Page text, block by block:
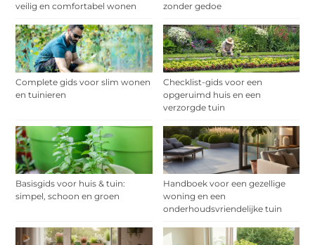
veilig en comfortabel wonen zonder gedoe
Complete gids voor slim wonen
en tuinieren
Checklist-gids voor een
opgeruimd huis en een
verzorgde tuin
Basisgids voor huis & tuin:
simpel, schoon en groen
Handboek voor een gezellige
woning en een
onderhoudsvriendelijke tuin